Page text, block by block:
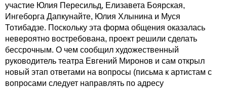
участие Юлия Пересильд, Елизавета Боярская,
Ингеборга Дапкунайте, Юлия Хлынина и Муся
Тотибадзе. Поскольку эта форма общения оказалась
невероятно востребована, проект решили сделать
бессрочным. О чем сообщил художественный
руководитель театра Евгений Миронов и сам открыл
новый этап ответами на вопросы (письма к артистам с
вопросами следует направлять по адресу